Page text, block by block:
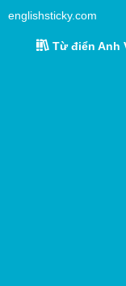
englishsticky.com
Từ điển Anh